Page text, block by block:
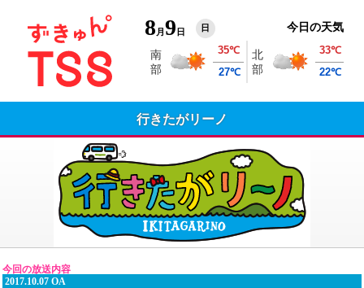
8 月9 日 日 今日の天気
行きたがリーノ
今回の放送内容
2017.10.07 OA